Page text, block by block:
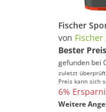
von Fischer
Bester Preis
gefunden bei
zuletzt
Preis kann sich
6%
Weitere